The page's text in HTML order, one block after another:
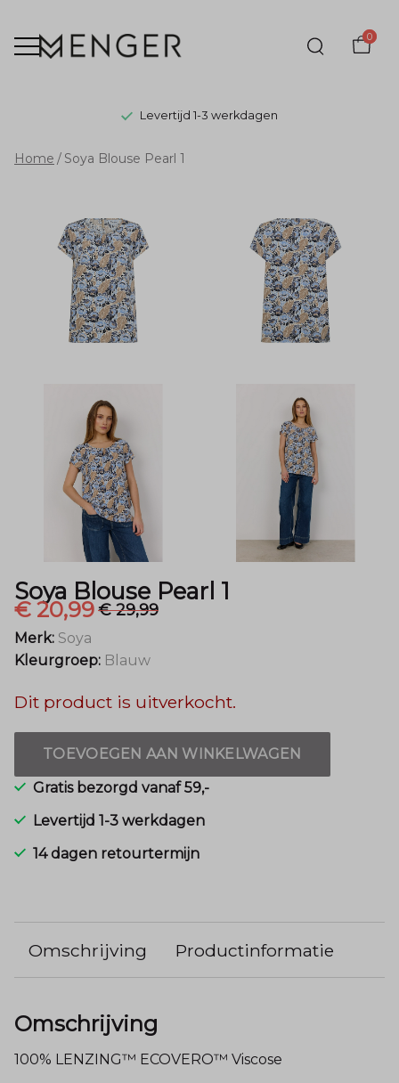
0
Levertijd 1-3 werkdagen
Soya
Pearl
Mode
Home Soya Blouse Pearl 1
Soya Blouse Pearl 1
€ 20,99€ 29,99
Merk: Soya
Kleurgroep: Blauw
Dit product is uitverkocht.
TOEVOEGEN AAN WINKELWAGEN
Gratis bezorgd vanaf 59,-
Levertijd 1-3 werkdagen
14 dagen retourtermijn
Omschrijving Productinformatie
Omschrijving
100% LENZING™ ECOVERO™ Viscose